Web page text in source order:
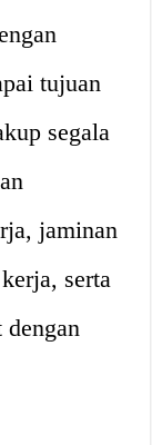
tujuan
segala
jaminan
serta